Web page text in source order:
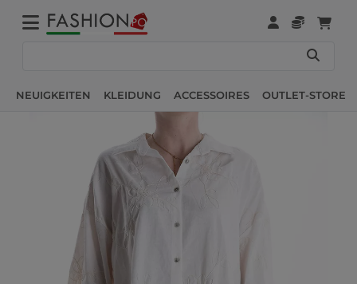
NEUIGKEITEN KLEIDUNG ACCESSOIRES OUTLET-STORE